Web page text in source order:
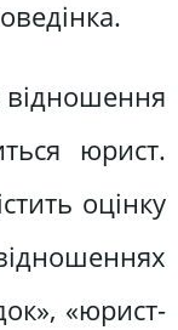
юрист.
оцінку
«юрист-